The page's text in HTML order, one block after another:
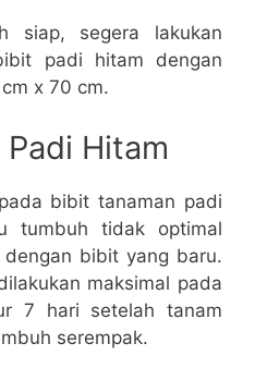
siap, segera lakukan
padi hitam dengan
x 70 cm.
Hitam
bibit tanaman padi
tumbuh tidak optimal
bibit yang baru.
maksimal pada
7 hari setelah tanam
serempak.